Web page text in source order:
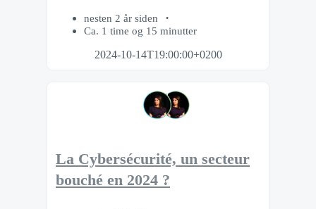
nesten 2 år siden
Ca. 1 time og 15 minutter
2024-10-14T19:00:00+0200
La Cybersécurité, un secteur
bouché en 2024 ?